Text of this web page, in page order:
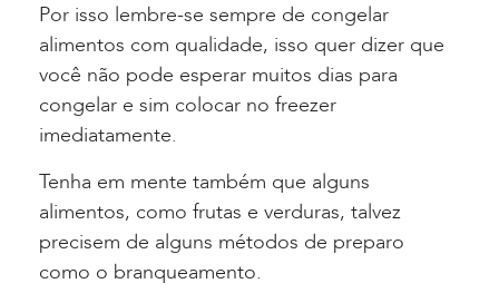
Por isso lembre-se sempre de congelar
alimentos com qualidade, isso quer dizer que
você não pode esperar muitos dias para
congelar e sim colocar no freezer
imediatamente.
Tenha em mente também que alguns
alimentos, como frutas e verduras, talvez
precisem de alguns métodos de preparo
como o branqueamento.